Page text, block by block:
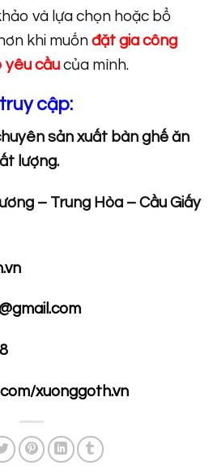
và lựa chọn hoặc bổ
khi muốn đặt gia công
yêu cầu của mình.
cập:
sản xuất bàn ghế ăn
lượng.
– Trung Hòa – Cầu Giấy
xuonggoth.vn